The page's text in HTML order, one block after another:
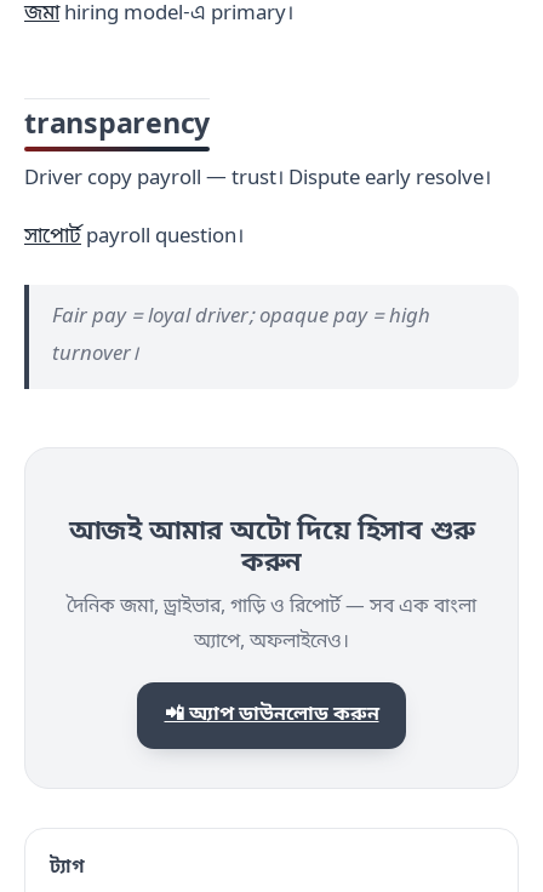
জমাhiring model-এ primary।
transparency
Driver copy payroll — trust। Dispute early resolve।
সাপোর্ট payroll question।
Fair pay = loyal driver; opaque pay = high
turnover।
আজই আমার অটো দিয়ে হিসাব শুরু
করুন
দৈনিক জমা, ড্রাইভার, গাড়ি ও রিপোর্ট — সব এক বাংলা
অ্যাপে, অফলাইনেও।
📲 অ্যাপ ডাউনলোড করুন
ট্যাগ